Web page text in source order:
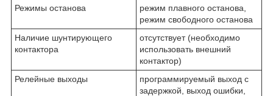
Режимы останова
режим плавного останова,
режим свободного останова
Наличие шунтирующего
контактора
отсутствует (необходимо
использовать внешний
контактор)
Релейные выходы
программируемый выход с
задержкой, выход ошибки,